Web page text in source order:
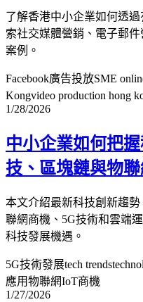
了解香港中小企業如何透
索社交媒體營銷、電子郵
案例。
Facebook廣告投放SME
Kongvideo production hong
1/28/2026
中小企業如何把
技、區塊鏈與物
本文介紹最新科技創新趨
聯網商機、5G技術和雲端
科技發展機遇。
5G技術發展tech trends
應用物聯網IoT商機
1/27/2026